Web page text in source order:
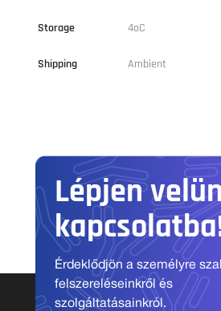
Storage 4oC
Shipping Ambient
Lépjen
Érdeklődjön a személyre
felszereléseinkről és
szolgáltatásainkról.